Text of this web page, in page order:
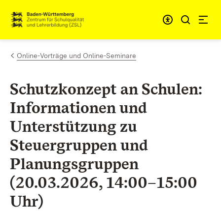
Zum Inhalt springen
Link zur Startseite
Online-Vorträge und Online-Seminare
Schutzkonzept an Schulen:
Informationen und
Unterstützung zu
Steuergruppen und
Planungsgruppen
(20.03.2026, 14:00–15:00
Uhr)